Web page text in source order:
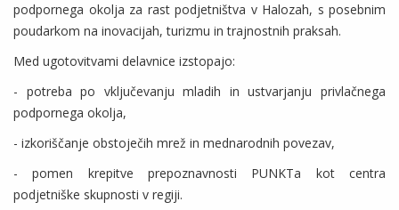
podpornega okolja za rast podjetništva v Halozah, s posebnim
poudarkom na inovacijah, turizmu in trajnostnih praksah.
Med ugotovitvami delavnice izstopajo:
- potreba po vključevanju mladih in ustvarjanju privlačnega
podpornega okolja,
- izkoriščanje obstoječih mrež in mednarodnih povezav,
- pomen krepitve prepoznavnosti PUNKTa kot centra
podjetniške skupnosti v regiji.